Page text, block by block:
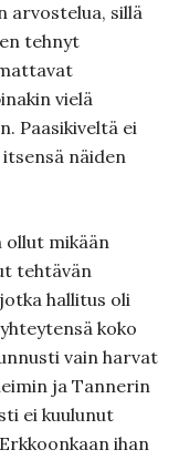
arvostelua, sillä
tehnyt
vielä
Paasikiveltä ei
näiden
ollut mikään
tehtävän
hallitus oli
koko
vain harvat
ja Tannerin
ei kuulunut
ihan